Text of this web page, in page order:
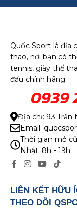
Quốc Sport là địa
thao, nơi bạn có
tennis, giày thể
đấu chính hãng.
0939
Địa chỉ: 93 Trần
Email:
Thời gian mở
Nhật: 8h - 19h
LIÊN KẾT HỮU
THEO DÕI